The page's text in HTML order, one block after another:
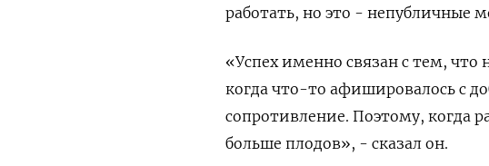
работать, но это - непубличные
«Успех именно связан с тем,
когда что-то афишировалось с
сопротивление. Поэтому, когда
‌больше плодов», - сказал он.